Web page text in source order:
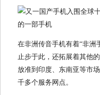
在非洲传音手机有着“非洲
止步于此，还拓展着其他
放准到印度、东南亚等市
千多个服务网点。